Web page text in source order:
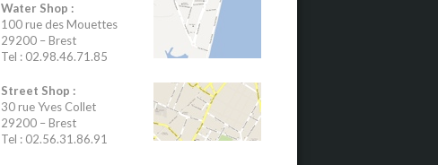
Water Shop :
100 rue des Mouettes
29200 – Brest
Tel : 02.98.46.71.85
Street Shop :
30 rue Yves Collet
29200 – Brest
Tel : 02.56.31.86.91